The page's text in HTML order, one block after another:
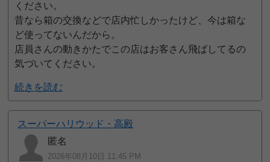
ください。
昔なら箱の交換などで店内忙しかったけど、今は箱な
ど使ってないんだから。
店員さんの動きかたでこの店はお客さん飛ばしてるの
気づいてください。
続きを読む
スーパーハリウッド・高殿
匿名
2026年08月10日 11:45 PM